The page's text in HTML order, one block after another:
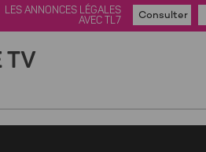
LES ANNONCES LÉGALES
AVEC TL7
Consulter
TV